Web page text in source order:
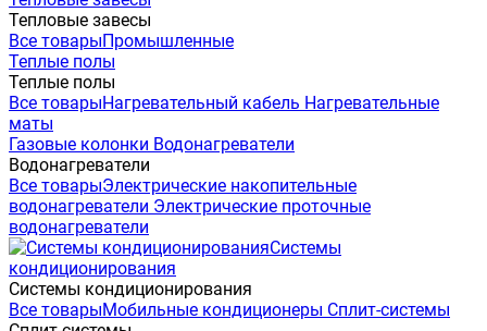
Тепловые завесы
Все товарыПромышленные
Теплые полы
Теплые полы
Все товарыНагревательный кабель Нагревательные
маты
Газовые колонки Водонагреватели
Водонагреватели
Все товарыЭлектрические накопительные
водонагреватели Электрические проточные
водонагреватели
Системы
кондиционирования
Системы кондиционирования
Все товарыМобильные кондиционеры Сплит-системы